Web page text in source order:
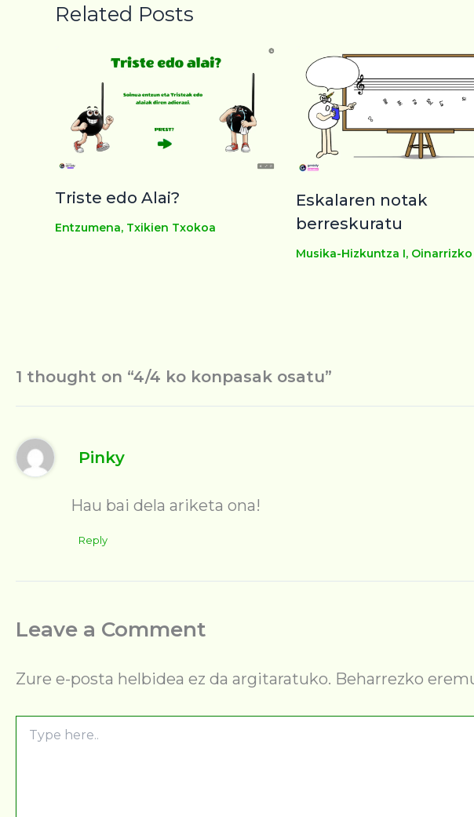
Related Posts
Triste edo Alai?
Entzumena, Txikien Txokoa
Eskalaren notak
berreskuratu
Musika-Hizkuntza I, Oinarrizko
1 thought on “4/4 ko konpasak osatu”
Pinky
Hau bai dela ariketa ona!
Reply
Leave a Comment
Zure e-posta helbidea ez da argitaratuko. Beharrezko
here..